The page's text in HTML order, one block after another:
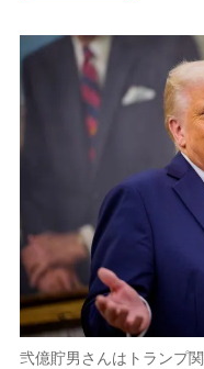
弐億貯男さんはトランプ